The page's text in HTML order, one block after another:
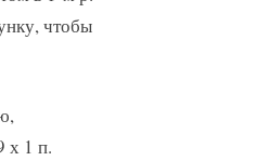
чтобы
х 1 п.